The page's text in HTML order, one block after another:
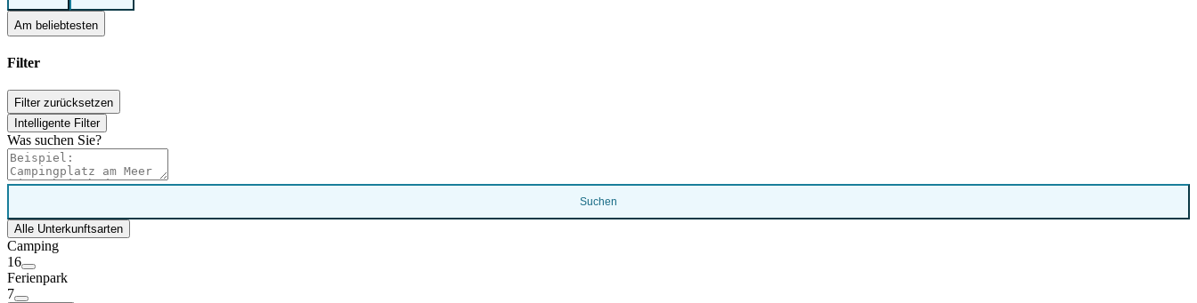
Am beliebtesten
Filter
Filter zurücksetzen
Intelligente Filter
Was suchen Sie?
Suchen
Alle Unterkunftsarten
Camping
16
Ferienpark
7